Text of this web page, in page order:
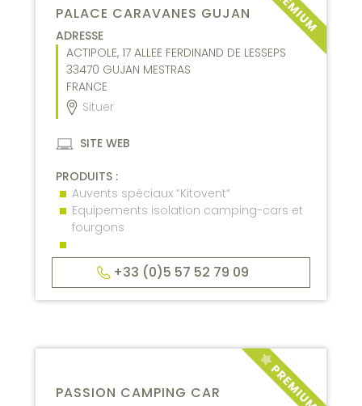
PALACE CARAVANES GUJAN
ADRESSE
ACTIPOLE, 17 ALLEE FERDINAND DE LESSEPS
33470 GUJAN MESTRAS
FRANCE
Situer
SITE WEB
PRODUITS :
Auvents spéciaux “Kitovent“
Equipements isolation camping-cars et
fourgons
+33 (0)5 57 52 79 09
PASSION CAMPING CAR